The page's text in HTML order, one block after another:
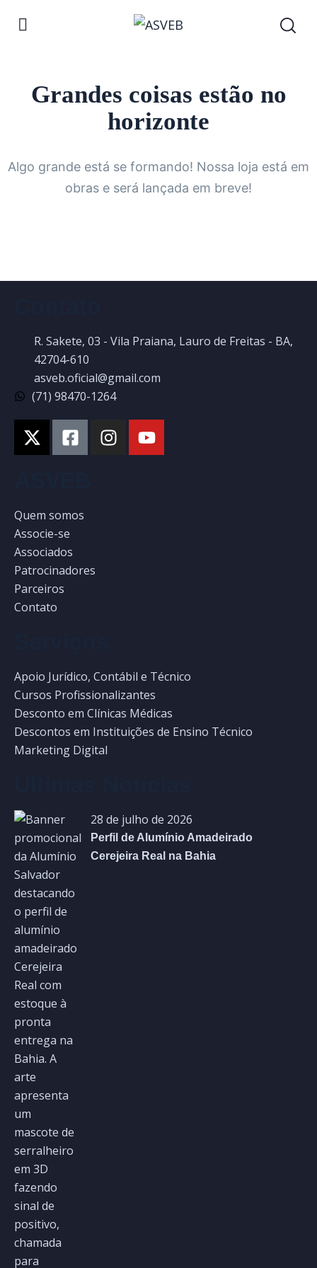
Grandes coisas estão no
horizonte
Algo grande está se formando! Nossa loja está em
obras e será lançada em breve!
R. Sakete, 03 - Vila Praiana, Lauro de Freitas - BA,
42704-610
asveb.oficial@gmail.com
(71) 98470-1264
Quem somos
Associe-se
Associados
Patrocinadores
Parceiros
Contato
Apoio Jurídico, Contábil e Técnico
Cursos Profissionalizantes
Desconto em Clínicas Médicas
Descontos em Instituições de Ensino Técnico
Marketing Digital
28 de julho de 2026
Perfil de Alumínio Amadeirado
Cerejeira Real na Bahia